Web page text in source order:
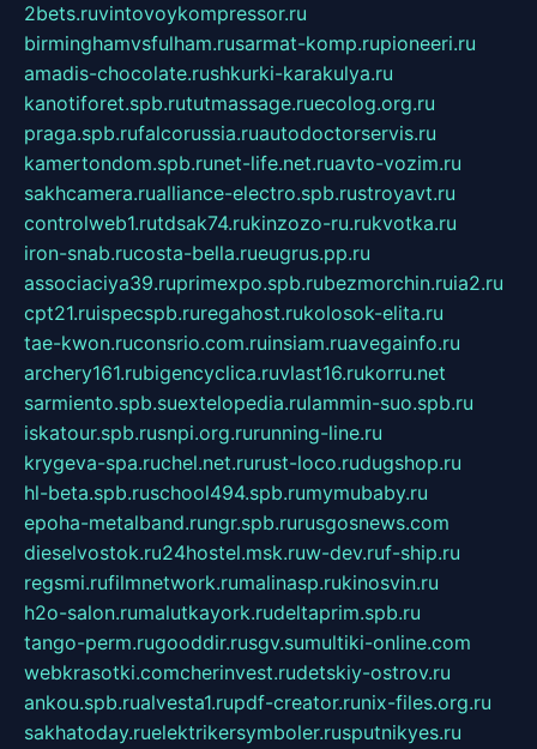
2bets.ruvintovoykompressor.ru
birminghamvsfulham.rusarmat-komp.rupioneeri.ru
amadis-chocolate.rushkurki-karakulya.ru
kanotiforet.spb.rututmassage.ruecolog.org.ru
praga.spb.rufalcorussia.ruautodoctorservis.ru
kamertondom.spb.runet-life.net.ruavto-vozim.ru
sakhcamera.rualliance-electro.spb.rustroyavt.ru
controlweb1.rutdsak74.rukinzozo-ru.rukvotka.ru
iron-snab.rucosta-bella.rueugrus.pp.ru
associaciya39.ruprimexpo.spb.rubezmorchin.ruia2.ru
cpt21.ruispecspb.ruregahost.rukolosok-elita.ru
tae-kwon.ruconsrio.com.ruinsiam.ruavegainfo.ru
archery161.rubigencyclica.ruvlast16.rukorru.net
sarmiento.spb.suextelopedia.rulammin-suo.spb.ru
iskatour.spb.rusnpi.org.rurunning-line.ru
krygeva-spa.ruchel.net.rurust-loco.rudugshop.ru
hl-beta.spb.ruschool494.spb.rumymubaby.ru
epoha-metalband.rungr.spb.rurusgosnews.com
dieselvostok.ru24hostel.msk.ruw-dev.ruf-ship.ru
regsmi.rufilmnetwork.rumalinasp.rukinosvin.ru
h2o-salon.rumalutkayork.rudeltaprim.spb.ru
tango-perm.rugooddir.rusgv.sumultiki-online.com
webkrasotki.comcherinvest.rudetskiy-ostrov.ru
ankou.spb.rualvesta1.rupdf-creator.runix-files.org.ru
sakhatoday.ruelektrikersymboler.rusputnikyes.ru